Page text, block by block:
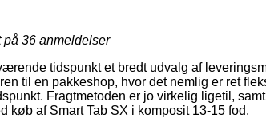
på 36 anmeldelser
tidspunkt et bredt udvalg af
til en pakkeshop, hvor det nemlig er ret
Fragtmetoden er jo virkelig ligetil,
køb af Smart Tab SX i komposit 13-15 fod.